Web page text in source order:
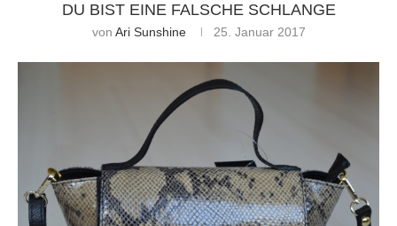
DU BIST EINE FALSCHE SCHLANGE
von Ari Sunshine 25. Januar 2017